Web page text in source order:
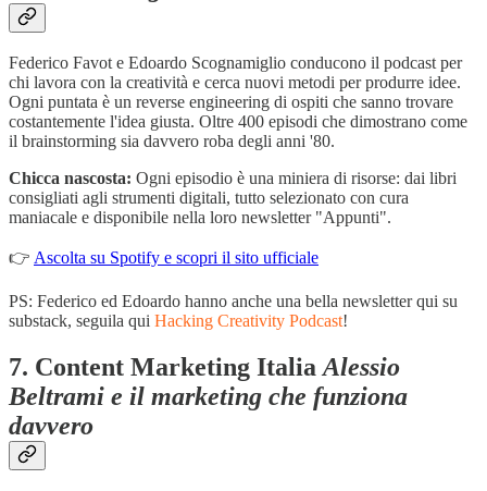
Federico Favot e Edoardo Scognamiglio conducono il podcast per
chi lavora con la creatività e cerca nuovi metodi per produrre idee.
Ogni puntata è un reverse engineering di ospiti che sanno trovare
costantemente l'idea giusta. Oltre 400 episodi che dimostrano come
il brainstorming sia davvero roba degli anni '80.
Chicca nascosta: Ogni episodio è una miniera di risorse: dai libri
consigliati agli strumenti digitali, tutto selezionato con cura
maniacale e disponibile nella loro newsletter "Appunti".
👉 Ascolta su Spotify e scopri il sito ufficiale
PS: Federico ed Edoardo hanno anche una bella newsletter qui su
substack, seguila qui Hacking Creativity Podcast!
7. Content Marketing Italia Alessio
Beltrami e il marketing che funziona
davvero